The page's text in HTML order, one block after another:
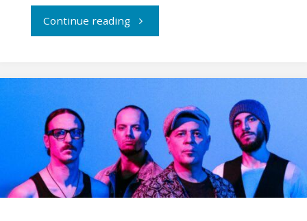
Continue reading"Joven
abren
el
año
con